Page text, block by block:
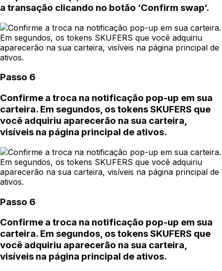
a transação clicando no botão ‘Confirm swap‘.
Passo 6
Confirme a troca na notificação pop-up em sua
carteira. Em segundos, os tokens SKUFERS que
você adquiriu aparecerão na sua carteira,
visíveis na página principal de ativos.
Passo 6
Confirme a troca na notificação pop-up em sua
carteira. Em segundos, os tokens SKUFERS que
você adquiriu aparecerão na sua carteira,
visíveis na página principal de ativos.